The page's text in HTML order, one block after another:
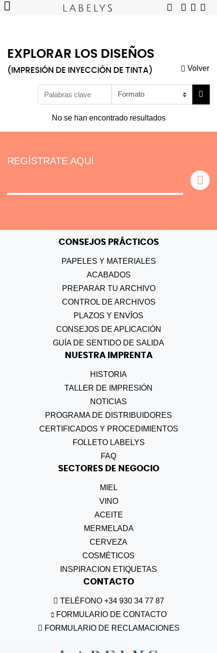
EXPLORAR LOS DISEÑOS
(IMPRESIÓN DE INYECCIÓN DE TINTA) Volver
No se han encontrado resultados
REGÍSTRATE AQUÍ
CONSEJOS PRÁCTICOS
PAPELES Y MATERIALES
ACABADOS
PREPARAR TU ARCHIVO
CONTROL DE ARCHIVOS
PLAZOS Y ENVÍOS
CONSEJOS DE APLICACIÓN
GUÍA DE SENTIDO DE SALIDA
NUESTRA IMPRENTA
HISTORIA
TALLER DE IMPRESIÓN
NOTICIAS
PROGRAMA DE DISTRIBUIDORES
CERTIFICADOS Y PROCEDIMIENTOS
FOLLETO LABELYS
FAQ
SECTORES DE NEGOCIO
MIEL
VINO
ACEITE
MERMELADA
CERVEZA
COSMÉTICOS
INSPIRACION ETIQUETAS
CONTACTO
TELÉFONO +34 930 34 77 87
FORMULARIO DE CONTACTO
FORMULARIO DE RECLAMACIONES